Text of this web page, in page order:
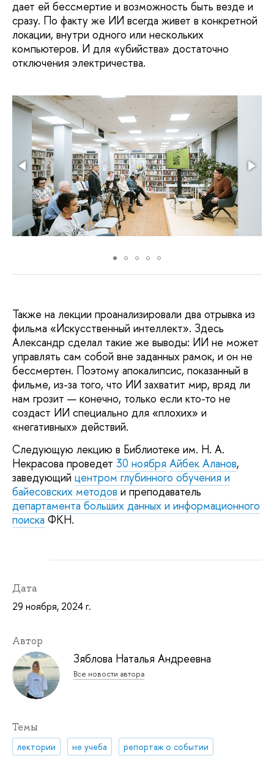
дает ей бессмертие и возможность быть везде и
сразу. По факту же ИИ всегда живет в конкретной
локации, внутри одного или нескольких
компьютеров. И для «убийства» достаточно
отключения электричества.
Также на лекции проанализировали два отрывка из
фильма «Искусственный интеллект». Здесь
Александр сделал такие же выводы: ИИ не может
управлять сам собой вне заданных рамок, и он не
бессмертен. Поэтому апокалипсис, показанный в
фильме, из-за того, что ИИ захватит мир, вряд ли
нам грозит — конечно, только если кто-то не
создаст ИИ специально для «плохих» и
«негативных» действий.
Следующую лекцию в Библиотеке им. Н. А.
Некрасова проведет 30 ноября Айбек Аланов,
заведующий центром глубинного обучения и
байесовских методов и преподаватель
департамента больших данных и информационного
поиска ФКН.
Дата
29 ноября, 2024 г.
Автор
Зяблова Наталья Андреевна
Все новости автора
Темы
лектории не учеба репортаж о событии